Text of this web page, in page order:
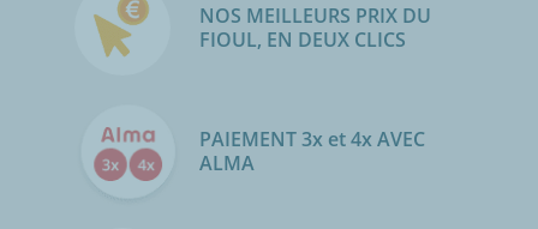
NOS MEILLEURS PRIX DU
FIOUL, EN DEUX CLICS
PAIEMENT 3x et 4x AVEC
ALMA